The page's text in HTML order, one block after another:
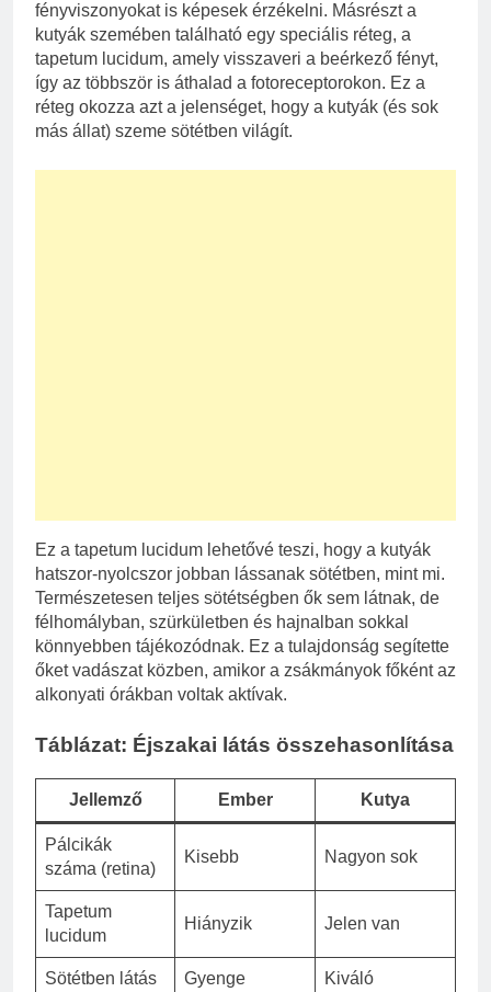
fényviszonyokat is képesek érzékelni. Másrészt a
kutyák szemében található egy speciális réteg, a
tapetum lucidum, amely visszaveri a beérkező fényt,
így az többször is áthalad a fotoreceptorokon. Ez a
réteg okozza azt a jelenséget, hogy a kutyák (és sok
más állat) szeme sötétben világít.
Ez a tapetum lucidum lehetővé teszi, hogy a kutyák
hatszor-nyolcszor jobban lássanak sötétben, mint mi.
Természetesen teljes sötétségben ők sem látnak, de
félhomályban, szürkületben és hajnalban sokkal
könnyebben tájékozódnak. Ez a tulajdonság segítette
őket vadászat közben, amikor a zsákmányok főként az
alkonyati órákban voltak aktívak.
Táblázat: Éjszakai látás összehasonlítása
Jellemző Ember Kutya
Pálcikák
száma (retina)
Kisebb Nagyon sok
Tapetum
lucidum
Hiányzik Jelen van
Sötétben látás Gyenge Kiváló